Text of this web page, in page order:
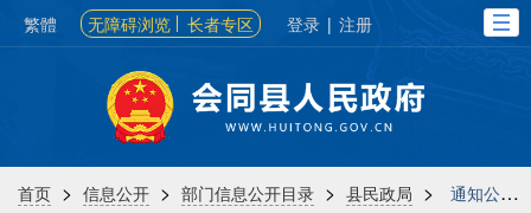
繁體 无障碍浏览 长者专区 登录 | 注册
首页 > 信息公开 > 部门信息公开目录 > 县民政局 > 通知公告